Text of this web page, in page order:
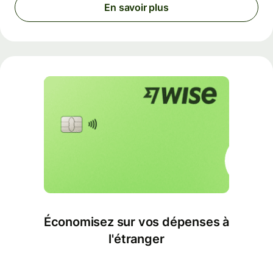
En savoir plus
Économisez sur vos dépenses à
l'étranger